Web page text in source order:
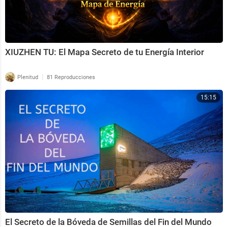
XIUZHEN TU: El Mapa Secreto de tu Energía Interior
Plenitud | 81 Reproducciones
15:15
El Secreto de la Bóveda de Semillas del Fin del Mundo